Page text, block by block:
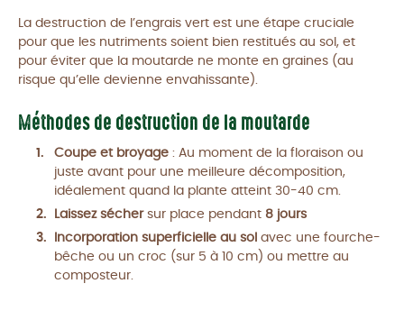
La destruction de l’engrais vert est une étape cruciale
pour que les nutriments soient bien restitués au sol, et
pour éviter que la moutarde ne monte en graines (au
risque qu’elle devienne envahissante).
Méthodes de destruction de la moutarde
Coupe et broyage : Au moment de la floraison ou
juste avant pour une meilleure décomposition,
idéalement quand la plante atteint 30-40 cm.
Laissez sécher sur place pendant 8 jours
Incorporation superficielle au sol avec une fourche-
bêche ou un croc (sur 5 à 10 cm) ou mettre au
composteur.